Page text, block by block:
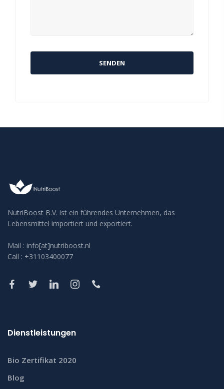
NutriBoost B.V. ist ein führendes Unternehmen, das
Lebensmittel importiert und exportiert.
Mail : info[at]nutriboost.nl
Call : +31103400077
Dienstleistungen
Bio Zertifikat 2020
Blog